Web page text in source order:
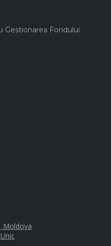
Gestionarea Fondului
Moldova